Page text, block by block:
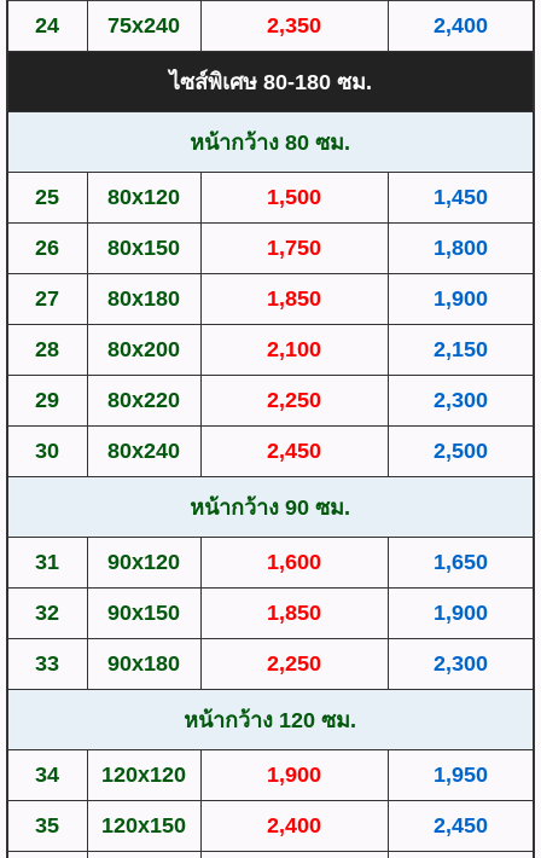
24 75x240 2,350 2,400
ไซส์พิเศษ 80-180 ซม.
หน้ากว้าง 80 ซม.
25 80x120 1,500 1,450
26 80x150 1,750 1,800
27 80x180 1,850 1,900
28 80x200 2,100 2,150
29 80x220 2,250 2,300
30 80x240 2,450 2,500
หน้ากว้าง 90 ซม.
31 90x120 1,600 1,650
32 90x150 1,850 1,900
33 90x180 2,250 2,300
หน้ากว้าง 120 ซม.
34 120x120 1,900 1,950
35 120x150 2,400 2,450